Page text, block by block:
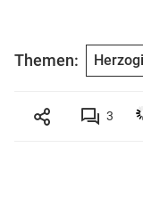
Themen:
3